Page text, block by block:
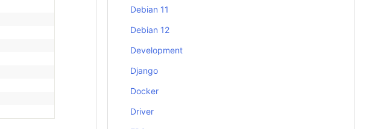
Debian 11
Debian 12
Development
Django
Docker
Driver